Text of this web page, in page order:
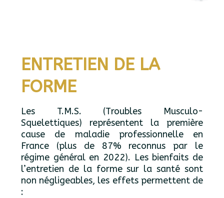
ENTRETIEN DE LA
FORME
Les T.M.S. (Troubles Musculo-
Squelettiques) représentent la première
cause de maladie professionnelle en
France (plus de 87% reconnus par le
régime général en 2022). Les bienfaits de
l’entretien de la forme sur la santé sont
non négligeables, les effets permettent de
: